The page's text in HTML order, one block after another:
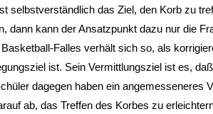
selbstverständlich das Ziel, den Korb zu
dann kann der Ansatzpunkt dazu nur die
Falles verhält sich so, als
ist. Sein Vermittlungsziel ist es,
dagegen haben ein angemesseneres
ab, das Treffen des Korbes zu